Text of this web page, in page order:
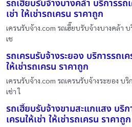
รถเฮี๊ยบรับจ้างบางคล้า บริการรถ
เช่า ให้เช่ารถเครน ราคาถูก
เครนรับจ้าง.com รถเฮี๊ยบรับจ้างบางคล้า
เช
รถเครนรับจ้างระยอง บริการรถเ
ให้เช่ารถเครน ราคาถูก
เครนรับจ้าง.com รถเครนรับจ้างระยอง บริ
เช่า ใ
รถเฮี๊ยบรับจ้างขามสะแกแสง บริก
เครนให้เช่า ให้เช่ารถเครน ราคาถูก